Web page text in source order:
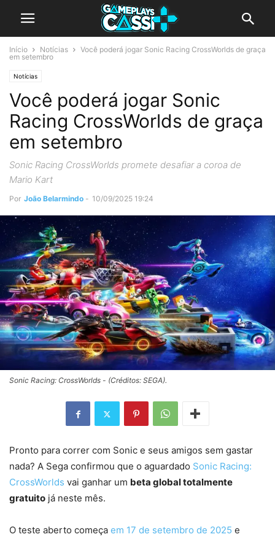
Início Notícias
Você poderá jogar Sonic Racing CrossWorlds de graça
em setembro
Notícias
Você poderá jogar Sonic
Racing CrossWorlds de graça
em setembro
Sonic Racing CrossWorlds promete desafiar a coroa de
Mario Kart
Por João Belarmindo - 10/09/2025 19:24
Sonic Racing: CrossWorlds - (Créditos: SEGA).
Pronto para correr com Sonic e seus amigos sem gastar
nada? A Sega confirmou que o aguardado Sonic Racing:
CrossWorlds vai ganhar um beta global totalmente
gratuito já neste mês.
O teste aberto começa em 17 de setembro de 2025 e